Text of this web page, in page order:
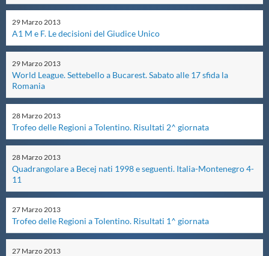
Master
Formazione
GUG
Scuole Nuoto
Propaganda
Centri Federali
Area Legislativa
29 Marzo2013
A1 M e F. Le decisioni del Giudice Unico
29 Marzo2013
World League. Settebello a Bucarest. Sabato alle 17 sfida la
Romania
28 Marzo2013
Trofeo delle Regioni a Tolentino. Risultati 2^ giornata
28 Marzo2013
Quadrangolare a Becej nati 1998 e seguenti. Italia-Montenegro 4-
11
27 Marzo2013
Trofeo delle Regioni a Tolentino. Risultati 1^ giornata
27 Marzo2013